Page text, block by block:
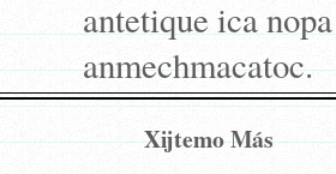
antetique ica
anmechmacatoc.
Xijtemo Más